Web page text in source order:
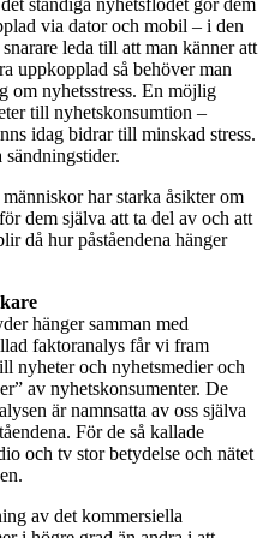
ständiga nyhetsflödet gör dem
via dator och mobil – i den
leda till att man känner att
uppkopplad så behöver man
om nyhetsstress. En möjlig
till nyhetskonsumtion –
idag bidrar till minskad stress.
har starka åsikter om
dem själva att ta del av och att
då hur påståendena hänger
hänger samman med
faktoranalys får vi fram
nyheter och nyhetsmedier och
av nyhetskonsumenter. De
är namnsatta av oss själva
För de så kallade
och tv stor betydelse och nätet
av det kommersiella